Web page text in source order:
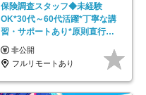
保険調査スタッフ◆未経験
OK*30代～60代活躍*丁寧な講
習・サポートあり*原則直行直
帰／全国募集・業務委託
非公開
フルリモートあり